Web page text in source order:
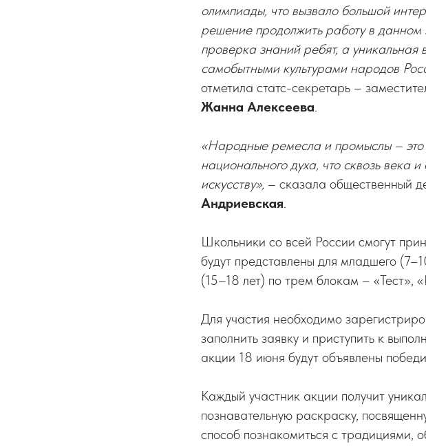
олимпиады, что вызвало большой
решение продолжить работу в
проверка знаний ребят, а уникальная
самобытными культурами народов
отметила статс-секретарь –
Жанна Алексеева.
«Народные ремесла и промыслы –
национального духа, что сквозь века
искусству», – сказала общественный
Андриевская.
Школьники со всей России смогут
будут представлены для младшего
(15–18 лет) по трем блокам – «Тест»,
Для участия необходимо
заполнить заявку и приступить к
акции 18 июня будут объявлены
Каждый участник акции получит
познавательную раскраску,
способ познакомиться с